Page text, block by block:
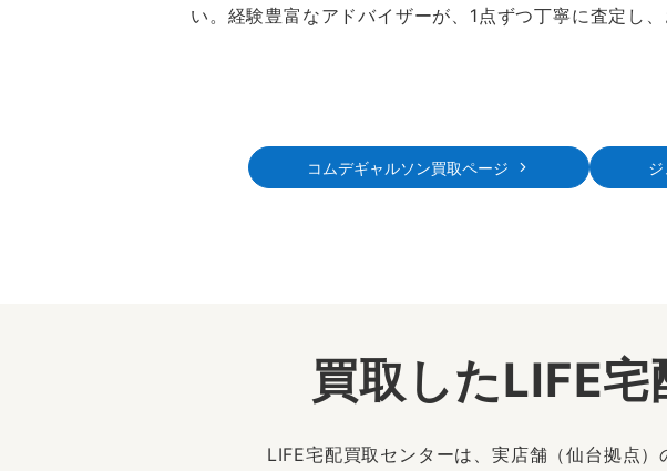
い。経験豊富なアドバイザーが、1点ずつ丁寧に査定し
コムデギャルソン買取ページ
買取したLIFE
LIFE宅配買取センターは、実店舗（仙台拠点